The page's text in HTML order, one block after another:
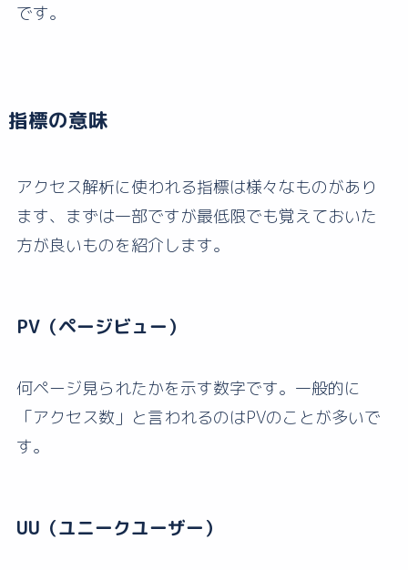
です。
指標の意味
アクセス解析に使われる指標は様々なものがあり
ます、まずは一部ですが最低限でも覚えておいた
方が良いものを紹介します。
PV（ページビュー）
何ページ見られたかを示す数字です。一般的に
「アクセス数」と言われるのはPVのことが多いで
す。
UU（ユニークユーザー）